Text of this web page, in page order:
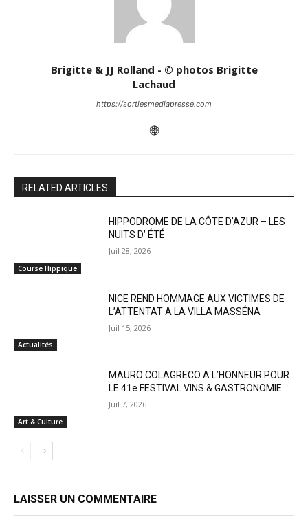
Brigitte & JJ Rolland - © photos Brigitte
Lachaud
https://sortiesmediapresse.com
RELATED ARTICLES
Course Hippique
HIPPODROME DE LA CÔTE D’AZUR – LES
NUITS D’ ÉTÉ
Juil 28, 2026
Actualités
NICE REND HOMMAGE AUX VICTIMES DE
L’ATTENTAT A LA VILLA MASSÉNA
Juil 15, 2026
Art & Culture
MAURO COLAGRECO A L’HONNEUR POUR
LE 41e FESTIVAL VINS & GASTRONOMIE
Juil 7, 2026
LAISSER UN COMMENTAIRE